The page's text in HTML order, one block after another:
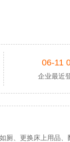
06-11
企业最近
厕、更换床上用品